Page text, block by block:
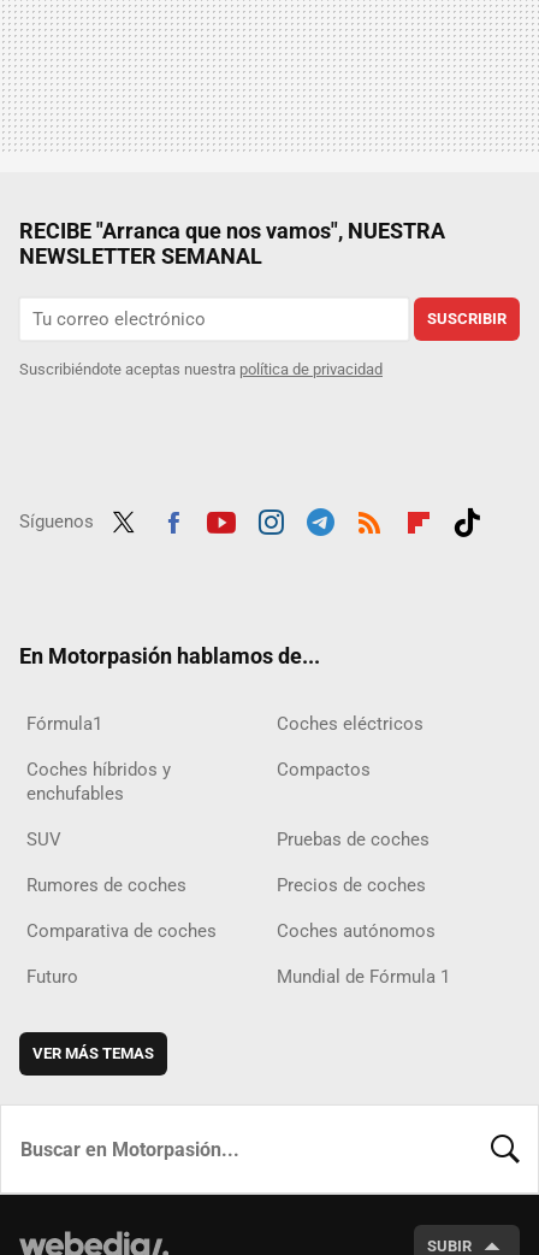
RECIBE "Arranca que nos vamos", NUESTRA
NEWSLETTER SEMANAL
SUSCRIBIR
Suscribiéndote aceptas nuestra política de privacidad
Síguenos
En Motorpasión hablamos de...
Fórmula1 Coches eléctricos
Coches híbridos y
enchufables
Compactos
SUV Pruebas de coches
Rumores de coches Precios de coches
Comparativa de coches Coches autónomos
Futuro Mundial de Fórmula 1
VER MÁS TEMAS
SUBIR